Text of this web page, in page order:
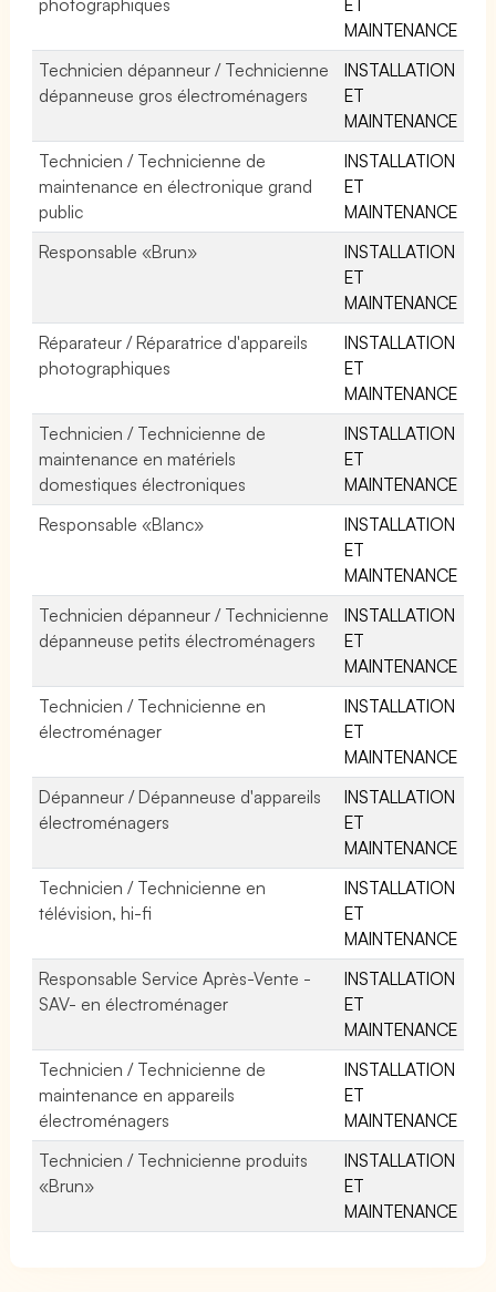
MAINTENANCE
Technicien dépanneur / Technicienne
dépanneuse gros électroménagers
INSTALLATION
ET
MAINTENANCE
Technicien / Technicienne de
maintenance en électronique grand
public
INSTALLATION
ET
MAINTENANCE
Responsable «Brun»
INSTALLATION
ET
MAINTENANCE
Réparateur / Réparatrice d'appareils
photographiques
INSTALLATION
ET
MAINTENANCE
Technicien / Technicienne de
maintenance en matériels
domestiques électroniques
INSTALLATION
ET
MAINTENANCE
Responsable «Blanc»
INSTALLATION
ET
MAINTENANCE
Technicien dépanneur / Technicienne
dépanneuse petits électroménagers
INSTALLATION
ET
MAINTENANCE
Technicien / Technicienne en
électroménager
INSTALLATION
ET
MAINTENANCE
Dépanneur / Dépanneuse d'appareils
électroménagers
INSTALLATION
ET
MAINTENANCE
Technicien / Technicienne en
télévision, hi-fi
INSTALLATION
ET
MAINTENANCE
Responsable Service Après-Vente -
SAV- en électroménager
INSTALLATION
ET
MAINTENANCE
Technicien / Technicienne de
maintenance en appareils
électroménagers
INSTALLATION
ET
MAINTENANCE
Technicien / Technicienne produits
«Brun»
INSTALLATION
ET
MAINTENANCE